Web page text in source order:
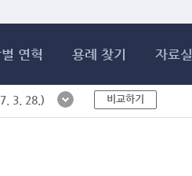
연혁 용례 찾기 자료실
3. 28.) 비교하기